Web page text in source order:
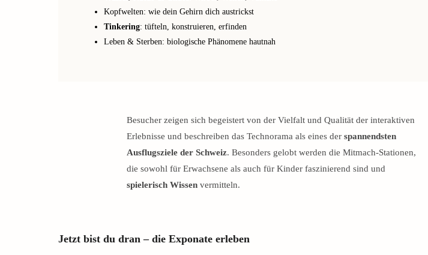
Kopfwelten: wie dein Gehirn dich austrickst
Tinkering: tüfteln, konstruieren, erfinden
Leben & Sterben: biologische Phänomene hautnah
Besucher zeigen sich begeistert von der Vielfalt und Qualität der interaktiven
Erlebnisse und beschreiben das Technorama als eines der spannendsten
Ausflugsziele der Schweiz. Besonders gelobt werden die Mitmach-Stationen,
die sowohl für Erwachsene als auch für Kinder faszinierend sind und
spielerisch Wissen vermitteln.
Jetzt bist du dran – die Exponate erleben